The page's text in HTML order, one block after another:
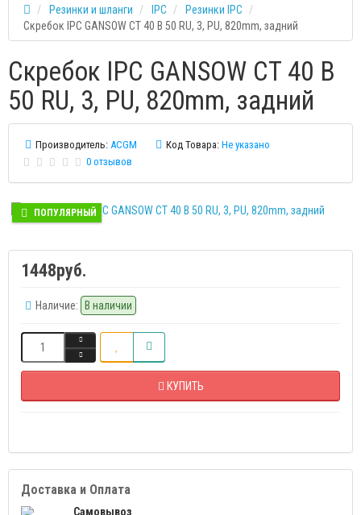
Резинки и шланги IPC
Резинки IPC
Скребок IPC GANSOW CT 40 B 50 RU, 3, PU, 820mm, задний
Скребок IPC GANSOW CT 40 B
50 RU, 3, PU, 820mm, задний
Производитель: ACGM Код Товара: Не указано
0 отзывов
ПОПУЛЯРНЫЙ
1448руб.
Наличие: В наличии
КУПИТЬ
Доставка и Оплата
Самовывоз